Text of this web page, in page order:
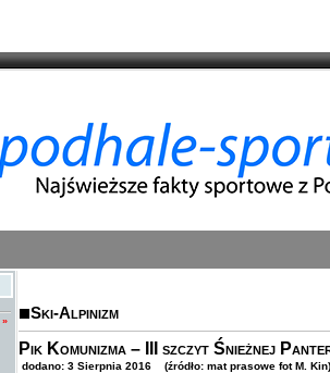
»
Ski-Alpinizm
Pik Komunizma – III szczyt Śnieżnej
dodano: 3 Sierpnia 2016 (źródło: mat prasowe fot M. Kin)